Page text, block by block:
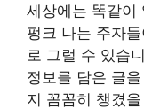
세상에는 똑같이
펑크 나는 주자
로 그럴 수 있습
정보를 담은 글
지 꼼꼼히 챙겼